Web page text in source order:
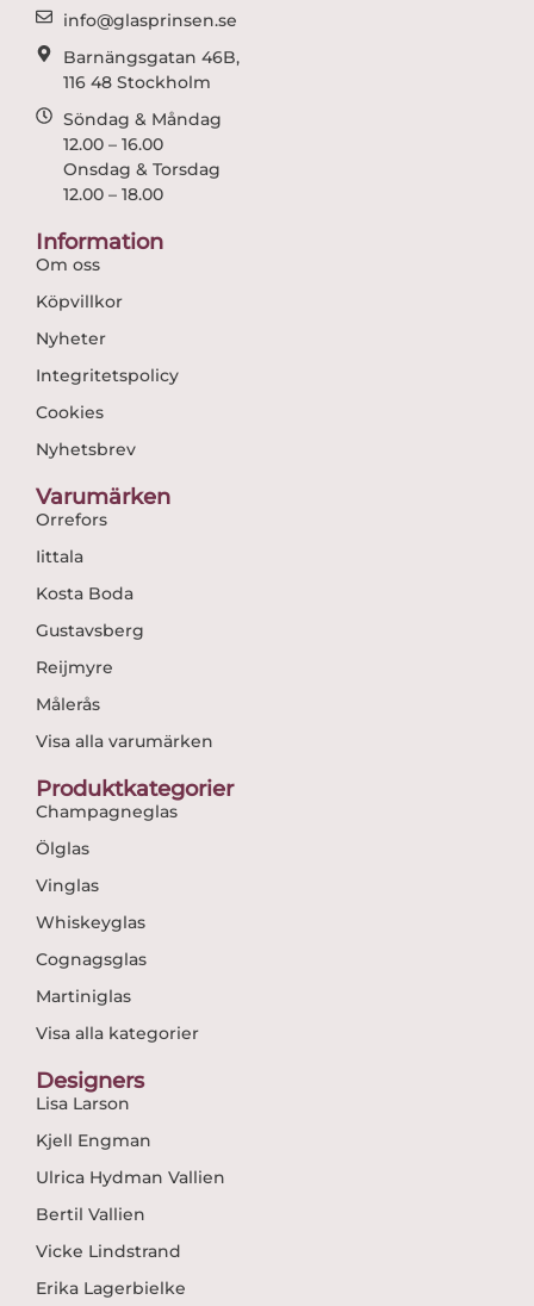
info@glasprinsen.se
Barnängsgatan 46B,
116 48 Stockholm
Söndag & Måndag
12.00 – 16.00
Onsdag & Torsdag
12.00 – 18.00
Information
Om oss
Köpvillkor
Nyheter
Integritetspolicy
Cookies
Nyhetsbrev
Varumärken
Orrefors
Iittala
Kosta Boda
Gustavsberg
Reijmyre
Målerås
Visa alla varumärken
Produktkategorier
Champagneglas
Ölglas
Vinglas
Whiskeyglas
Cognagsglas
Martiniglas
Visa alla kategorier
Designers
Lisa Larson
Kjell Engman
Ulrica Hydman Vallien
Bertil Vallien
Vicke Lindstrand
Erika Lagerbielke